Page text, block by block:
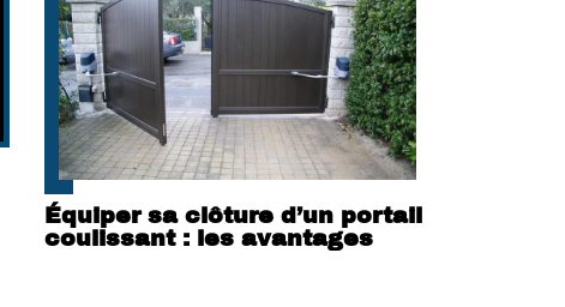
Équiper sa clôture d’un portail
coulissant : les avantages